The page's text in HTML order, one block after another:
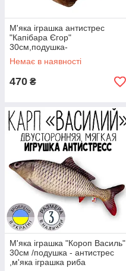
М'яка іграшка антистрес
"Капібара Єгор"
30см,подушка-
антистрес,іграшка капібара
Немає в наявності
470 ₴
М'яка іграшка "Короп Василь"
30см /подушка - антистрес
,м'яка іграшка риба